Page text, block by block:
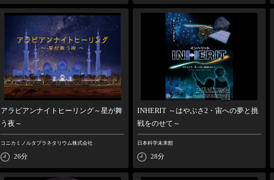
アラビアンナイトヒーリング～星が舞
う夜～
コニカミノルタプラネタリウム株式会社
26分
INHERIT ～はやぶさ2・宙への夢と挑
戦をのせて～
日本科学未来館
28分